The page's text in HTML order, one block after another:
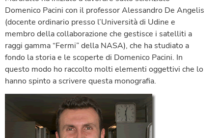
Domenico Pacini con il professor Alessandro De Angelis
(docente ordinario presso l’Università di Udine e
membro della collaborazione che gestisce i satelliti a
raggi gamma “Fermi” della NASA), che ha studiato a
fondo la storia e le scoperte di Domenico Pacini. In
questo modo ho raccolto molti elementi oggettivi che lo
hanno spinto a scrivere questa monografia.